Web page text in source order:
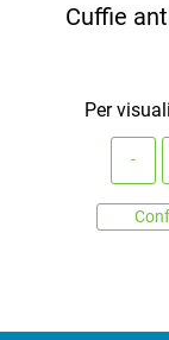
Cuffie
Per